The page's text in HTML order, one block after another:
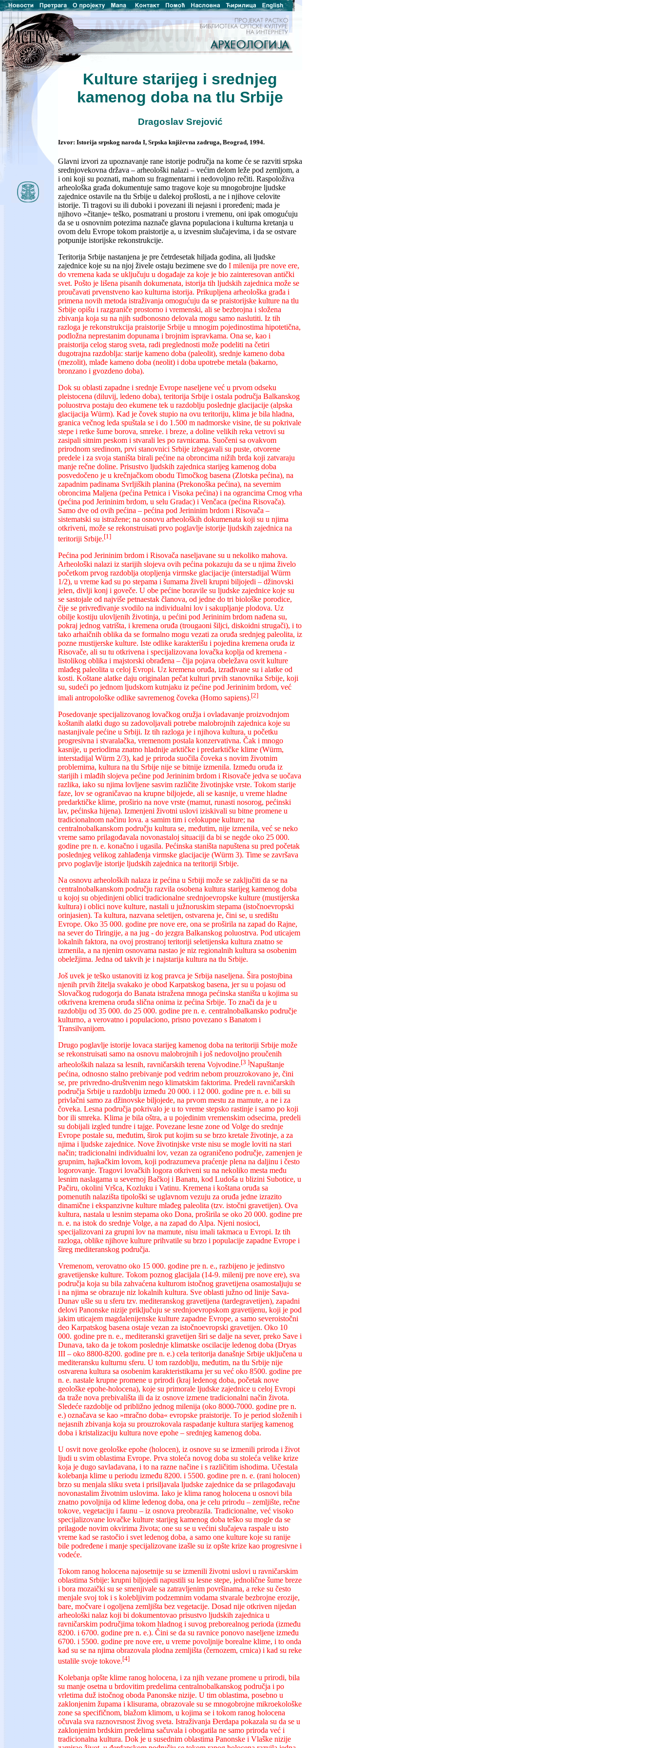
Kulture starijeg i srednjeg
kamenog doba na tlu Srbije
Dragoslav Srejović
Izvor: Istorija srpskog naroda I, Srpska književna zadruga, Beograd, 1994.
Glavni izvori za upoznavanje rane istorije područja na kome će se razviti srpska
srednjovekovna država – arheološki nalazi – većim delom leže pod zemljom, a
i oni koji su poznati, mahom su fragmentarni i nedovoljno rečiti. Raspoloživa
arheološka građa dokumentuje samo tragove koje su mnogobrojne ljudske
zajednice ostavile na tlu Srbije u dalekoj prošlosti, a ne i njihove celovite
istorije. Ti tragovi su ili duboki i povezani ili nejasni i proređeni; mada je
njihovo »čitanje« teško, posmatrani u prostoru i vremenu, oni ipak omogućuju
da se u osnovnim potezima naznače glavna populaciona i kulturna kretanja u
ovom delu Evrope tokom praistorije a, u izvesnim slučajevima, i da se ostvare
potpunije istorijske rekonstrukcije.
Teritorija Srbije nastanjena je pre četrdesetak hiljada godina, ali ljudske
zajednice koje su na njoj živele ostaju bezimene sve do I milenija pre nove ere,
do vremena kada se uključuju u događaje za koje je bio zainteresovan antički
svet. Pošto je lišena pisanih dokumenata, istorija tih ljudskih zajednica može se
proučavati prvenstveno kao kulturna istorija. Prikupljena arheološka građa i
primena novih metoda istraživanja omogućuju da se praistorijske kulture na tlu
Srbije opišu i razgraniče prostorno i vremenski, ali se bezbrojna i složena
zbivanja koja su na njih sudbonosno delovala mogu samo naslutiti. Iz tih
razloga je rekonstrukcija praistorije Srbije u mnogim pojedinostima hipotetična,
podložna neprestanim dopunama i brojnim ispravkama. Ona se, kao i
praistorija celog starog sveta, radi preglednosti može podeliti na četiri
dugotrajna razdoblja: starije kameno doba (paleolit), srednje kameno doba
(mezolit), mlađe kameno doba (neolit) i doba upotrebe metala (bakarno,
bronzano i gvozdeno doba).
Dok su oblasti zapadne i srednje Evrope naseljene već u prvom odseku
pleistocena (diluvij, ledeno doba), teritorija Srbije i ostala područja Balkanskog
poluostrva postaju deo ekumene tek u razdoblju poslednje glacijacije (alpska
glacijacija Würm). Kad je čovek stupio na ovu teritoriju, klima je bila hladna,
granica večnog leda spuštala se i do 1.500 m nadmorske visine, tle su pokrivale
stepe i retke šume borova, smreke. i breze, a doline velikih reka vetrovi su
zasipali sitnim peskom i stvarali les po ravnicama. Suočeni sa ovakvom
prirodnom sredinom, prvi stanovnici Srbije izbegavali su puste, otvorene
predele i za svoja staništa birali pećine na obroncima nižih brda koji zatvaraju
manje rečne doline. Prisustvo ljudskih zajednica starijeg kamenog doba
posvedočeno je u krečnjačkom obodu Timočkog basena (Zlotska pećina), na
zapadnim padinama Svrljiških planina (Prekonoška pećina), na severnim
obroncima Maljena (pećina Petnica i Visoka pećina) i na ograncima Crnog vrha
(pećina pod Jerininim brdom, u selu Gradac) i Venčaca (pećina Risovača).
Samo dve od ovih pećina – pećina pod Jerininim brdom i Risovača –
sistematski su istražene; na osnovu arheoloških dokumenata koji su u njima
otkriveni, može se rekonstruisati prvo poglavlje istorije ljudskih zajednica na
teritoriji Srbije.[1]
Pećina pod Jerininim brdom i Risovača naseljavane su u nekoliko mahova.
Arheološki nalazi iz starijih slojeva ovih pećina pokazuju da se u njima živelo
početkom prvog razdoblja otopljenja virmske glacijacije (interstadijal Würm
1/2), u vreme kad su po stepama i šumama živeli krupni biljojedi – džinovski
jelen, divlji konj i goveče. U obe pećine boravile su ljudske zajednice koje su
se sastojale od najviše petnaestak članova, od jedne do tri biološke porodice,
čije se privređivanje svodilo na individualni lov i sakupljanje plodova. Uz
obilje kostiju ulovljenih životinja, u pećini pod Jerininim brdom nađena su,
pokraj jednog vatrišta, i kremena oruđa (trougaoni šiljci, diskoidni strugači), i to
tako arhaičnih oblika da se formalno mogu vezati za oruđa srednjeg paleolita, iz
pozne mustijerske kulture. Iste odlike karakterišu i pojedina kremena oruđa iz
Risovače, ali su tu otkrivena i specijalizovana lovačka koplja od kremena -
listolikog oblika i majstorski obrađena – čija pojava obeležava osvit kulture
mlađeg paleolita u celoj Evropi. Uz kremena oruđa, izrađivane su i alatke od
kosti. Koštane alatke daju originalan pečat kulturi prvih stanovnika Srbije, koji
su, sudeći po jednom ljudskom kutnjaku iz pećine pod Jerininim brdom, već
imali antropološke odlike savremenog čoveka (Homo sapiens).[2]
Posedovanje specijalizovanog lovačkog oružja i ovladavanje proizvodnjom
koštanih alatki dugo su zadovoljavali potrebe malobrojnih zajednica koje su
nastanjivale pećine u Srbiji. Iz tih razloga je i njihova kultura, u početku
progresivna i stvaralačka, vremenom postala konzervativna. Čak i mnogo
kasnije, u periodima znatno hladnije arktičke i predarktičke klime (Würm,
interstadijal Würm 2/3), kad je priroda suočila čoveka s novim životnim
problemima, kultura na tlu Srbije nije se bitnije izmenila. Između oruđa iz
starijih i mlađih slojeva pećine pod Jerininim brdom i Risovače jedva se uočava
razlika, iako su njima lovljene sasvim različite životinjske vrste. Tokom starije
faze, lov se ograničavao na krupne biljojede, ali se kasnije, u vreme hladne
predarktičke klime, proširio na nove vrste (mamut, runasti nosorog, pećinski
lav, pećinska hijena). Izmenjeni životni uslovi iziskivali su bitne promene u
tradicionalnom načinu lova. a samim tim i celokupne kulture; na
centralnobalkanskom području kultura se, međutim, nije izmenila, već se neko
vreme samo prilagođavala novonastaloj situaciji da bi se negde oko 25 000.
godine pre n. e. konačno i ugasila. Pećinska staništa napuštena su pred početak
poslednjeg velikog zahlađenja virmske glacijacije (Würm 3). Time se završava
prvo poglavlje istorije ljudskih zajednica na teritoriji Srbije.
Na osnovu arheoloških nalaza iz pećina u Srbiji može se zaključiti da se na
centralnobalkanskom području razvila osobena kultura starijeg kamenog doba
u kojoj su objedinjeni oblici tradicionalne srednjoevropske kulture (mustijerska
kultura) i oblici nove kulture, nastali u južnoruskim stepama (istočnoevropski
orinjasien). Ta kultura, nazvana seletijen, ostvarena je, čini se, u središtu
Evrope. Oko 35 000. godine pre nove ere, ona se proširila na zapad do Rajne,
na sever do Tiringije, a na jug - do jezgra Balkanskog poluostrva. Pod uticajem
lokalnih faktora, na ovoj prostranoj teritoriji seletijenska kultura znatno se
izmenila, a na njenim osnovama nastao je niz regionalnih kultura sa osobenim
obeležjima. Jedna od takvih je i najstarija kultura na tlu Srbije.
Još uvek je teško ustanoviti iz kog pravca je Srbija naseljena. Šira postojbina
njenih prvih žitelja svakako je obod Karpatskog basena, jer su u pojasu od
Slovačkog rudogorja do Banata istražena mnoga pećinska staništa u kojima su
otkrivena kremena oruđa slična onima iz pećina Srbije. To znači da je u
razdoblju od 35 000. do 25 000. godine pre n. e. centralnobalkansko područje
kulturno, a verovatno i populaciono, prisno povezano s Banatom i
Transilvanijom.
Drugo poglavlje istorije lovaca starijeg kamenog doba na teritoriji Srbije može
se rekonstruisati samo na osnovu malobrojnih i još nedovoljno proučenih
arheoloških nalaza sa lesnih, ravničarskih terena Vojvodine.[3 ]Napuštanje
pećina, odnosno stalno prebivanje pod vedrim nebom prouzrokovano je, čini
se, pre privredno-društvenim nego klimatskim faktorima. Predeli ravničarskih
područja Srbije u razdoblju između 20 000. i 12 000. godine pre n. e. bili su
privlačni samo za džinovske biljojede, na prvom mestu za mamute, a ne i za
čoveka. Lesna područja pokrivalo je u to vreme stepsko rastinje i samo po koji
bor ili smreka. Klima je bila oštra, a u pojedinim vremenskim odsecima, predeli
su dobijali izgled tundre i tajge. Povezane lesne zone od Volge do srednje
Evrope postale su, međutim, širok put kojim su se brzo kretale životinje, a za
njima i ljudske zajednice. Nove životinjske vrste nisu se mogle loviti na stari
način; tradicionalni individualni lov, vezan za ograničeno područje, zamenjen je
grupnim, hajkačkim lovom, koji podrazumeva praćenje plena na daljinu i često
logorovanje. Tragovi lovačkih logora otkriveni su na nekoliko mesta među
lesnim naslagama u severnoj Bačkoj i Banatu, kod Ludoša u blizini Subotice, u
Pačiru, okolini Vršca, Kozluku i Vatinu. Kremena i koštana oruđa sa
pomenutih nalazišta tipološki se uglavnom vezuju za oruđa jedne izrazito
dinamične i ekspanzivne kulture mlađeg paleolita (tzv. istočni gravetijen). Ova
kultura, nastala u lesnim stepama oko Dona, proširila se oko 20 000. godine pre
n. e. na istok do srednje Volge, a na zapad do Alpa. Njeni nosioci,
specijalizovani za grupni lov na mamute, nisu imali takmaca u Evropi. Iz tih
razloga, oblike njihove kulture prihvatile su brzo i populacije zapadne Evrope i
šireg mediteranskog područja.
Vremenom, verovatno oko 15 000. godine pre n. e., razbijeno je jedinstvo
gravetijenske kulture. Tokom poznog glacijala (14-9. milenij pre nove ere), sva
područja koja su bila zahvaćena kulturom istočnog gravetijena osamostaljuju se
i na njima se obrazuje niz lokalnih kultura. Sve oblasti južno od linije Sava-
Dunav ušle su u sferu tzv. mediteranskog gravetijena (tardegravetijen), zapadni
delovi Panonske nizije priključuju se srednjoevropskom gravetijenu, koji je pod
jakim uticajem magdalenijenske kulture zapadne Evrope, a samo severoistočni
deo Karpatskog basena ostaje vezan za istočnoevropski gravetijen. Oko 10
000. godine pre n. e., mediteranski gravetijen širi se dalje na sever, preko Save i
Dunava, tako da je tokom poslednje klimatske oscilacije ledenog doba (Dryas
III – oko 8800-8200. godine pre n. e.) cela teritorija današnje Srbije uključena u
mediteransku kulturnu sferu. U tom razdoblju, međutim, na tlu Srbije nije
ostvarena kultura sa osobenim karakteristikama jer su već oko 8500. godine pre
n. e. nastale krupne promene u prirodi (kraj ledenog doba, početak nove
geološke epohe-holocena), koje su primorale ljudske zajednice u celoj Evropi
da traže nova prebivališta ili da iz osnove izmene tradicionalni način života.
Sledeće razdoblje od približno jednog milenija (oko 8000-7000. godine pre n.
e.) označava se kao »mračno doba« evropske praistorije. To je period složenih i
nejasnih zbivanja koja su prouzrokovala raspadanje kultura starijeg kamenog
doba i kristalizaciju kultura nove epohe – srednjeg kamenog doba.
U osvit nove geološke epohe (holocen), iz osnove su se izmenili priroda i život
ljudi u svim oblastima Evrope. Prva stoleća novog doba su stoleća velike krize
koja je dugo savladavana, i to na razne načine i s različitim ishodima. Učestala
kolebanja klime u periodu između 8200. i 5500. godine pre n. e. (rani holocen)
brzo su menjala sliku sveta i prisiljavala ljudske zajednice da se prilagođavaju
novonastalim životnim uslovima. Iako je klima ranog holocena u osnovi bila
znatno povoljnija od klime ledenog doba, ona je celu prirodu – zemljište, rečne
tokove, vegetaciju i faunu – iz osnova preobrazila. Tradicionalne, već visoko
specijalizovane lovačke kulture starijeg kamenog doba teško su mogle da se
prilagode novim okvirima života; one su se u većini slučajeva raspale u isto
vreme kad se rastočio i svet ledenog doba, a samo one kulture koje su ranije
bile podređene i manje specijalizovane izašle su iz opšte krize kao progresivne i
vodeće.
Tokom ranog holocena najosetnije su se izmenili životni uslovi u ravničarskim
oblastima Srbije: krupni biljojedi napustili su lesne stepe, jednolične šume breze
i bora mozaički su se smenjivale sa zatravljenim površinama, a reke su često
menjale svoj tok i s kolebljivim podzemnim vodama stvarale bezbrojne erozije,
bare, močvare i ogoljena zemljišta bez vegetacije. Dosad nije otkriven nijedan
arheološki nalaz koji bi dokumentovao prisustvo ljudskih zajednica u
ravničarskim područjima tokom hladnog i suvog preborealnog perioda (između
8200. i 6700. godine pre n. e.). Čini se da su ravnice ponovo naseljene između
6700. i 5500. godine pre nove ere, u vreme povoljnije borealne klime, i to onda
kad su se na njima obrazovala plodna zemljišta (černozem, crnica) i kad su reke
ustalile svoje tokove.[4]
Kolebanja opšte klime ranog holocena, i za njih vezane promene u prirodi, bila
su manje osetna u brdovitim predelima centralnobalkanskog područja i po
vrletima duž istočnog oboda Panonske nizije. U tim oblastima, posebno u
zaklonjenim župama i klisurama, obrazovale su se mnogobrojne mikroekološke
zone sa specifičnom, blažom klimom, u kojima se i tokom ranog holocena
očuvala sva raznovrsnost živog sveta. Istraživanja Đerdapa pokazala su da se u
zaklonjenim brdskim predelima sačuvala i obogatila ne samo priroda već i
tradicionalna kultura. Dok je u susednim oblastima Panonske i Vlaške nizije